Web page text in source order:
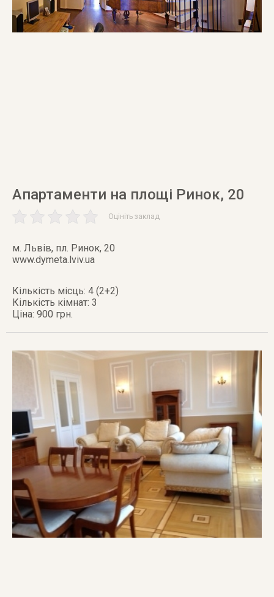
Апартаменти на площі Ринок, 20
Оцініть заклад
м. Львів, пл. Ринок, 20
www.dymeta.lviv.ua
Кількість місць: 4 (2+2)
Кількість кімнат: 3
Ціна: 900 грн.